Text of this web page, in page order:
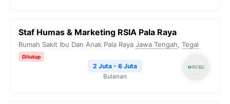
Staf Humas & Marketing RSIA Pala Raya
Rumah Sakit Ibu Dan Anak Pala Raya Jawa Tengah, Tegal
Ditutup
2 Juta - 6 Juta
Bulanan